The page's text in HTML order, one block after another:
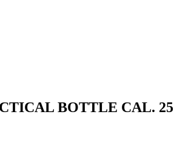
BOTTLE CAL. 25